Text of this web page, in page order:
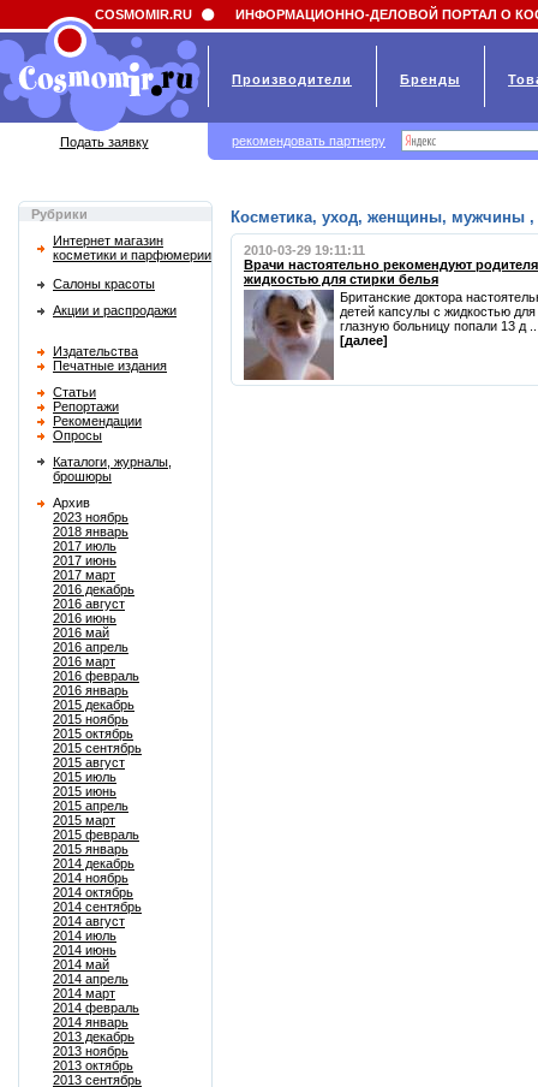
Field 'news_title' doesn't have a default value
Рубрики
Интернет магазин
косметики и парфюмерии
Салоны красоты
Акции и распродажи
Издательства
Печатные издания
Статьи
Репортажи
Рекомендации
Опросы
Каталоги, журналы,
брошюры
Архив
2023 ноябрь
2018 январь
2017 июль
2017 июнь
2017 март
2016 декабрь
2016 август
2016 июнь
2016 май
2016 апрель
2016 март
2016 февраль
2016 январь
2015 декабрь
2015 ноябрь
2015 октябрь
2015 сентябрь
2015 август
2015 июль
2015 июнь
2015 апрель
2015 март
2015 февраль
2015 январь
2014 декабрь
2014 ноябрь
2014 октябрь
2014 сентябрь
2014 август
2014 июль
2014 июнь
2014 май
2014 апрель
2014 март
2014 февраль
2014 январь
2013 декабрь
2013 ноябрь
2013 октябрь
2013 сентябрь
Косметика, уход, женщины, мужчины ,
2010-03-29 19:11:11
Врачи настоятельно рекомендуют
жидкостью для стирки белья
Британские доктора
детей капсулы с жидкостью
глазную больницу попали 13 д
[далее]
COSMOMIR.RU ИНФОРМАЦИОННО-ДЕЛОВОЙ ПОРТАЛ О
Производители Бренды
Подать заявку рекомендовать партнеру